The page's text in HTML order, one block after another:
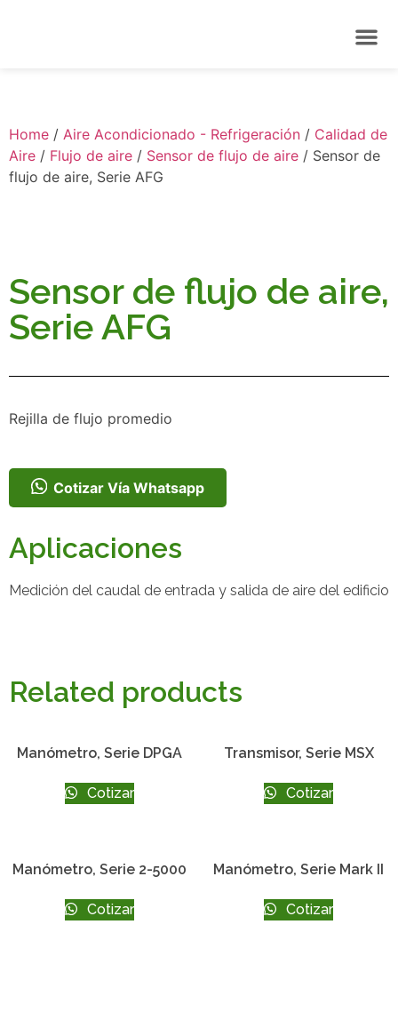
Home / Aire Acondicionado - Refrigeración / Calidad de
Aire / Flujo de aire / Sensor de flujo de aire / Sensor de
flujo de aire, Serie AFG
Sensor de flujo de aire,
Serie AFG
Rejilla de flujo promedio
Cotizar Vía Whatsapp
Aplicaciones
Medición del caudal de entrada y salida de aire del edificio
Related products
Manómetro, Serie DPGA
Cotizar
Transmisor, Serie MSX
Cotizar
Manómetro, Serie 2-5000
Cotizar
Manómetro, Serie Mark II
Cotizar